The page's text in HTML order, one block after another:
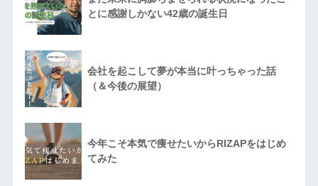
とに感謝しかない42歳の誕生日
会社を起こして夢が本当に叶っちゃった話
（＆今後の展望）
今年こそ本気で痩せたいからRIZAPをはじめ
てみた